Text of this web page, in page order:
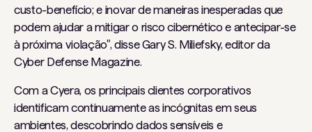
custo-benefício; e inovar de maneiras inesperadas que
podem ajudar a mitigar o risco cibernético e antecipar-se
à próxima violação", disse Gary S. Miliefsky, editor da
Cyber ​​Defense Magazine.
Com a Cyera, os principais clientes corporativos
identificam continuamente as incógnitas em seus
ambientes, descobrindo dados sensíveis e